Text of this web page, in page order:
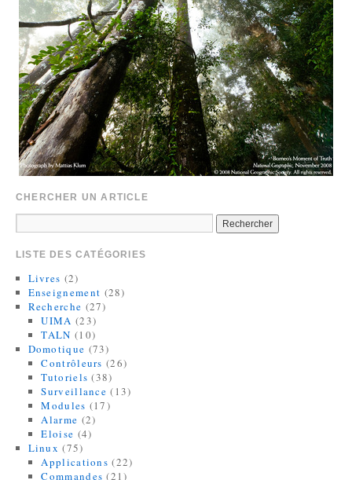
CHERCHER UN ARTICLE
LISTE DES CATÉGORIES
Livres (2)
Enseignement (28)
Recherche (27)
UIMA (23)
TALN (10)
Domotique (73)
Contrôleurs (26)
Tutoriels (38)
Surveillance (13)
Modules (17)
Alarme (2)
Eloise (4)
Linux (75)
Applications (22)
Commandes (21)